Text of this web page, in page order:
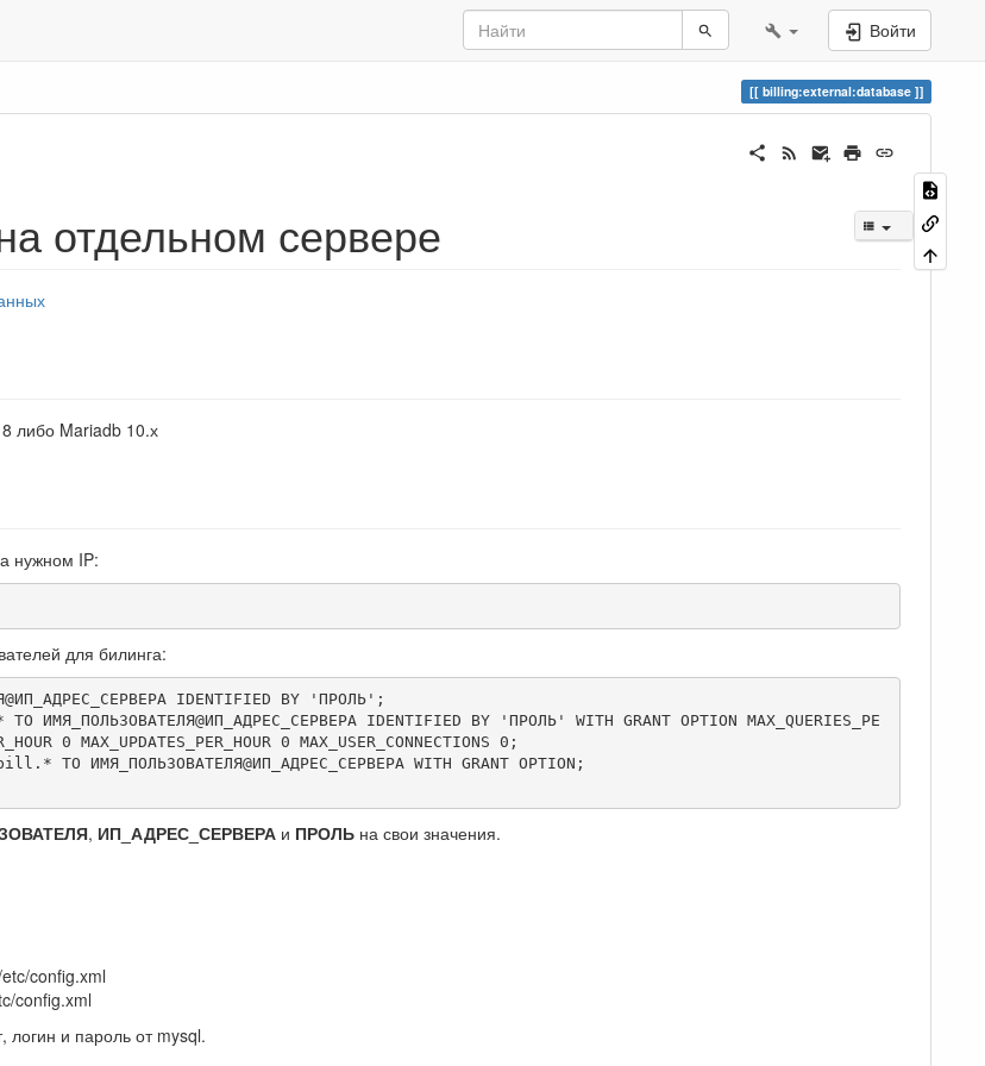
Войти
billing:external:database
отдельном сервере
либо Mariadb 10.х
нужном IP:
для билинга:
IDENTIFIED BY 'ПРОЛЬ';
TO ИМЯ_ПОЛЬЗОВАТЕЛЯ@ИП_АДРЕС_СЕРВЕРА IDENTIFIED BY 'ПРОЛЬ' WITH GRANT OPTION MAX_QUERIES_PE
0 MAX_UPDATES_PER_HOUR 0 MAX_USER_CONNECTIONS 0;
TO ИМЯ_ПОЛЬЗОВАТЕЛЯ@ИП_АДРЕС_СЕРВЕРА WITH GRANT OPTION;
, ИП_АДРЕС_СЕРВЕРА и ПРОЛЬ на свои значения.
config.xml
config.xml
логин и пароль от mysql.